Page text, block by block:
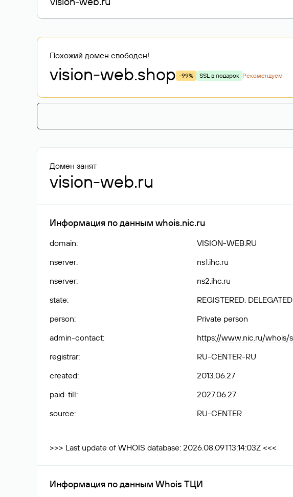
Похожий домен свободен!
vision-web.shop -99% SSL в подарок Рекомендуем
Домен занят
vision-web.ru
Информация по данным whois.nic.ru
domain:
VISION-WEB.RU
nserver:
ns1.ihc.ru
nserver:
ns2.ihc.ru
state:
REGISTERED, DELEGATED
person:
Private person
admin-contact:
https://www.nic.ru/whois/
registrar:
RU-CENTER-RU
created:
2013.06.27
paid-till:
2027.06.27
source: RU-CENTER
>>> Last update of WHOIS database: 2026.08.09T13:14:03Z <<<
Информация по данным Whois ТЦИ